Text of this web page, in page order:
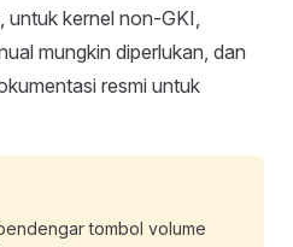
untuk kernel non-GKI,
mungkin diperlukan, dan
resmi untuk
tombol volume